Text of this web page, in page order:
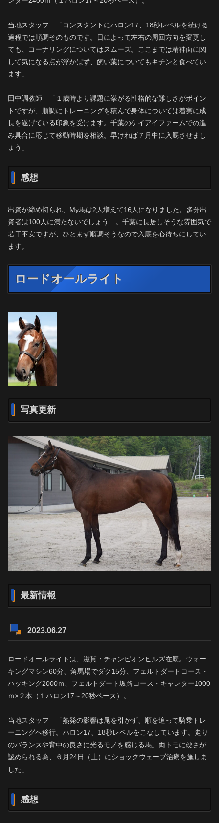
当地スタッフ 「コンスタントにハロン17、18秒レベルを続ける
過程では順調そのものです。日によって左右の周回方向を変更し
ても、コーナリングについてはスムーズ。ここまでは精神面に関
して気になる点が浮かばず、飼い葉についてもキチンと食べてい
ます」
田中調教師 「１歳時より課題に挙がる性格的な難しさがポイン
トですが、順調にトレーニングを積んで身体については着実に成
長を遂げている印象を受けます。千葉のケイアイファームでの進
み具合に応じて移動時期を相談。早ければ７月中に入厩させまし
ょう」
感想
出資が締め切られ、My馬は2人増えて16人になりました。多分出
資者は100人に満たないでしょう…。千葉に長居しそうな雰囲気で
若干不安ですが、ひとまず順調そうなので入厩を心待ちにしてい
ます。
ロードオールライト
写真更新
最新情報
2023.06.27
ロードオールライトは、滋賀・チャンピオンヒルズ在厩。ウォー
キングマシン60分、角馬場でダク15分、フェルトダートコース・
ハッキング2000ｍ、フェルトダート坂路コース・キャンター1000
ｍ×２本（１ハロン17～20秒ペース）。
当地スタッフ 「熱発の影響は尾を引かず、順を追って騎乗トレ
ーニングへ移行。ハロン17、18秒レベルをこなしています。走り
のバランスや背中の良さに光るモノを感じる馬。両トモに硬さが
認められる為、６月24日（土）にショックウェーブ治療を施しま
した」
感想